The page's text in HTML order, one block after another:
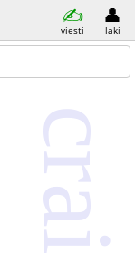
viesti laki